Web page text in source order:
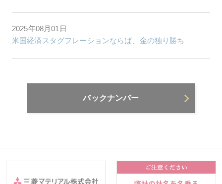
2025年08月01日
米国経済スタグフレーションならば、金の独り勝ち
バックナンバー